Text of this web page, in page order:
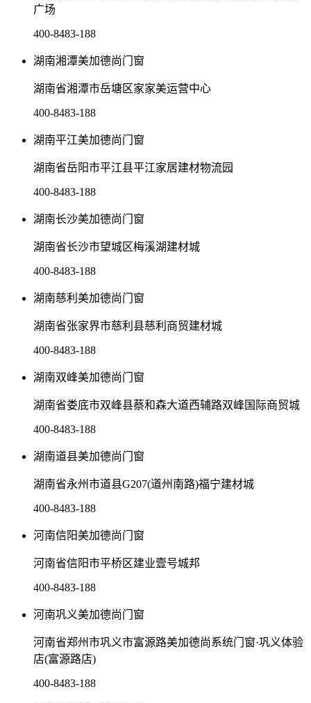
广场
400-8483-188
湖南湘潭美加德尚门窗
湖南省湘潭市岳塘区家家美运营中心
400-8483-188
湖南平江美加德尚门窗
湖南省岳阳市平江县平江家居建材物流园
400-8483-188
湖南长沙美加德尚门窗
湖南省长沙市望城区梅溪湖建材城
400-8483-188
湖南慈利美加德尚门窗
湖南省张家界市慈利县慈利商贸建材城
400-8483-188
湖南双峰美加德尚门窗
湖南省娄底市双峰县蔡和森大道西辅路双峰国际商贸城
400-8483-188
湖南道县美加德尚门窗
湖南省永州市道县G207(道州南路)福宁建材城
400-8483-188
河南信阳美加德尚门窗
河南省信阳市平桥区建业壹号城邦
400-8483-188
河南巩义美加德尚门窗
河南省郑州市巩义市富源路美加德尚系统门窗·巩义体验
店(富源路店)
400-8483-188